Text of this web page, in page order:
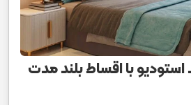
با اقساط بلند مدت